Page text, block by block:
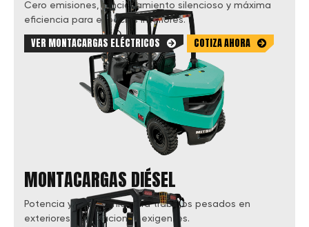
Cero emisiones, funcionamiento silencioso y máxima
eficiencia para espacios interiores.
VER MONTACARGAS ELÉCTRICOS COTIZA AHORA
MONTACARGAS DIÉSEL
Potencia y autonomía para trabajos pesados en
exteriores y operaciones exigentes.